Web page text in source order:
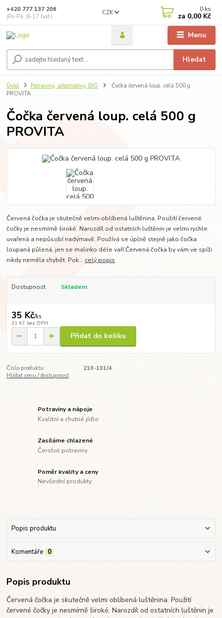
Menu
CZK
Hledat
+420 777 137 206
(Po-Pá, 8-17 hod.)
0 ks
za 0,00 Kč
Úvod Potraviny, alternativy, BIO
Čočka červená loup. celá 500 g
PROVITA
Čočka červená loup. celá 500 g
PROVITA
Červená čočka je skutečně velmi oblíbená luštěnina. Použití červené
čočky je nesmírně široké. Narozdíl od ostatních luštěnin je velmi rychle
uvařená a nepůsobí nadýmavě. Používá se úplně stejně jako čočka
loupaná půlená, jen se malinko déle vaří.Červená čočka by vám ve spíži
nikdy neměla chybět. Pok... celý popis
Dostupnost Skladem
35 Kč/ks
31 Kč bez DPH
Přidat do košíku
Číslo produktu:
210-101/4
Hlídat cenu / dostupnost
Potraviny a nápoje
Kvalitní a chutné jídlo
Zasíláme chlazené
Čerstvé potraviny
Poměr kvality a ceny
Nevšední produkty
Popis produktu
Komentáře 0
Popis produktu
Červená čočka je skutečně velmi oblíbená luštěnina. Použití
červené čočky je nesmírně široké. Narozdíl od ostatních luštěnin je